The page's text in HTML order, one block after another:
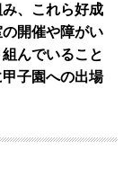
、これら好成
開催や障がい
んでいること
子園への出場